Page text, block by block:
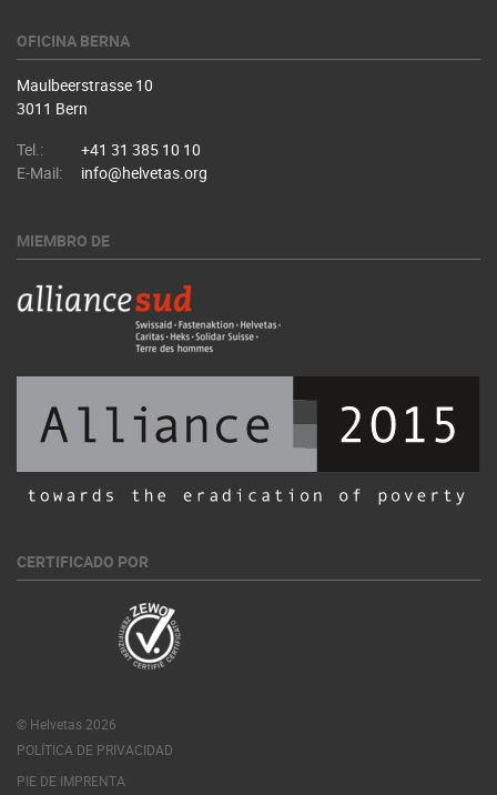
OFICINA BERNA
Maulbeerstrasse 10
3011 Bern
Tel.:
+41 31 385 10 10
E-Mail:
info@helvetas.org
MIEMBRO DE
CERTIFICADO POR
© Helvetas 2026
POLÍTICA DE PRIVACIDAD
PIE DE IMPRENTA